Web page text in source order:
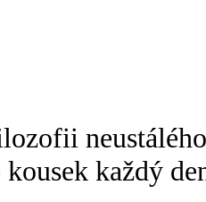
kousek každý